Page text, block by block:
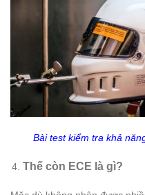
Bài test kiểm tra khả
Thế còn ECE là gì?